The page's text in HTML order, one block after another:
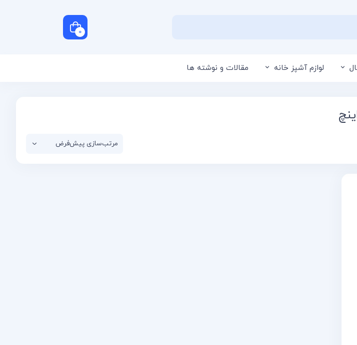
0
لوازم آشپز خانه مقالات و نوشته ها